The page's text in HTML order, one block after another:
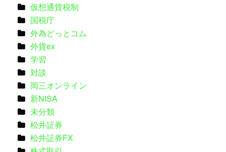
仮想通貨税制
国税庁
外為どっとコム
外貨ex
学習
対談
岡三オンライン
新NISA
未分類
松井証券
松井証券FX